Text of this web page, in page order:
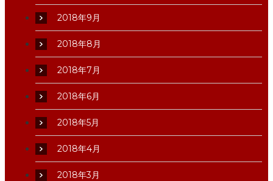
2018年9月
2018年8月
2018年7月
2018年6月
2018年5月
2018年4月
2018年3月